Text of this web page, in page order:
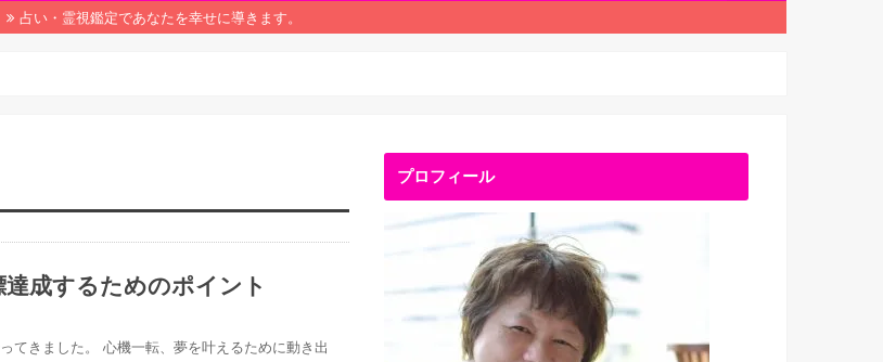
占い・霊視鑑定であなたを幸せに導きます。
達成するためのポイント
てきました。 心機一転、夢を叶えるために動き出
プロフィール